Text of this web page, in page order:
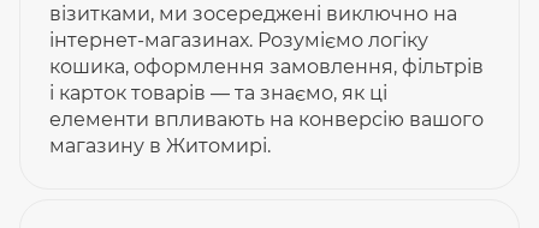
візитками, ми зосереджені виключно на
інтернет-магазинах. Розуміємо логіку
кошика, оформлення замовлення, фільтрів
і карток товарів — та знаємо, як ці
елементи впливають на конверсію вашого
магазину в Житомирі.